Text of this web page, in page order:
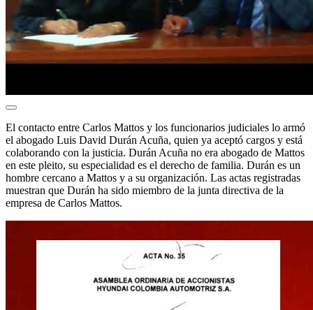
El contacto entre Carlos Mattos y los funcionarios judiciales lo armó
el abogado Luis David Durán Acuña, quien ya aceptó cargos y está
colaborando con la justicia. Durán Acuña no era abogado de Mattos
en este pleito, su especialidad es el derecho de familia. Durán es un
hombre cercano a Mattos y a su organización. Las actas registradas
muestran que Durán ha sido miembro de la junta directiva de la
empresa de Carlos Mattos.